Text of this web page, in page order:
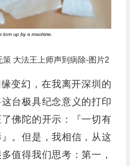
变幻，在我离开深圳的
台极具纪念意义的打印
佛陀的开示：『一切有
。但是，我相信，从这
值得我们思考：第一，